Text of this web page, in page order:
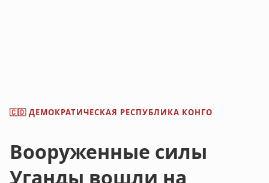
🇨🇩 ДЕМОКРАТИЧЕСКАЯ РЕСПУБЛИКА КОНГО
Вооруженные силы
Уганды вошли на